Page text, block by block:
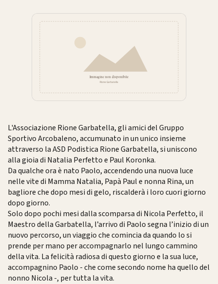
L'Associazione Rione Garbatella, gli amici del Gruppo
Sportivo Arcobaleno, accumunato in un unico insieme
attraverso la ASD Podistica Rione Garbatella, si uniscono
alla gioia di Natalia Perfetto e Paul Koronka.
Da qualche ora è nato Paolo, accendendo una nuova luce
nelle vite di Mamma Natalia, Papà Paul e nonna Rina, un
bagliore che dopo mesi di gelo, riscalderà i loro cuori giorno
dopo giorno.
Solo dopo pochi mesi dalla scomparsa di Nicola Perfetto, il
Maestro della Garbatella, l’arrivo di Paolo segna l’inizio di un
nuovo percorso, un viaggio che comincia da quando lo si
prende per mano per accompagnarlo nel lungo cammino
della vita. La felicità radiosa di questo giorno e la sua luce,
accompagnino Paolo - che come secondo nome ha quello del
nonno Nicola -, per tutta la vita.